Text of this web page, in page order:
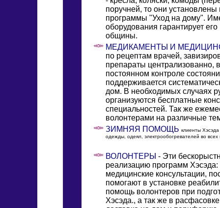
поручней, то они
программы "Уход на дому".
оборудования гарантирует
общины.
МЕДИКАМЕНТЫ И
по рецептам врачей,
препараты централизованно,
постоянном контроле
поддерживается
дом. В необходимых случаях
организуются бесплатные
специальностей. Так же
волонтерами на различные
ЗИМНЯЯ ПОМОЩЬ клиенты
одежды, одеял, электрообогревателей во всех
ВОЛОНТЕРЫ - Эти
реализацию программ Хэсэда:
медицинские консультации,
помогают в установке
помощь волонтеров при
Хэсэда., а так же в